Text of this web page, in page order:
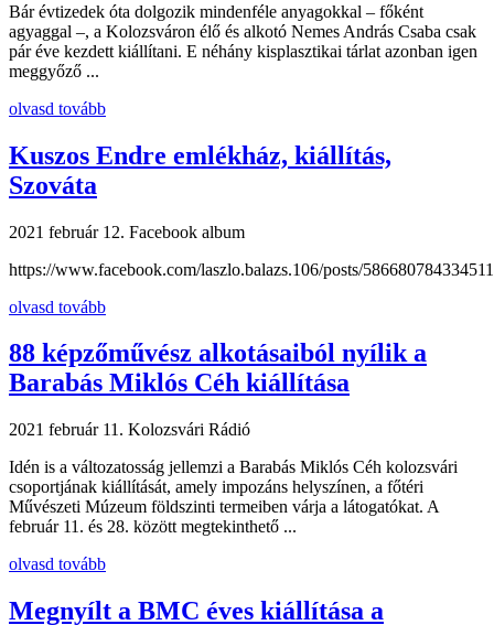
Bár évtizedek óta dolgozik mindenféle anyagokkal – főként
agyaggal –, a Kolozsváron élő és alkotó Nemes András Csaba csak
pár éve kezdett kiállítani. E néhány kisplasztikai tárlat azonban igen
meggyőző ...
olvasd tovább
Kuszos Endre emlékház, kiállítás,
Szováta
2021 február 12. Facebook album
https://www.facebook.com/laszlo.balazs.106/posts/
olvasd tovább
88 képzőművész alkotásaiból nyílik a
Barabás Miklós Céh kiállítása
2021 február 11. Kolozsvári Rádió
Idén is a változatosság jellemzi a Barabás Miklós Céh kolozsvári
csoportjának kiállítását, amely impozáns helyszínen, a főtéri
Művészeti Múzeum földszinti termeiben várja a látogatókat. A
február 11. és 28. között megtekinthető ...
olvasd tovább
Megnyílt a BMC éves kiállítása a